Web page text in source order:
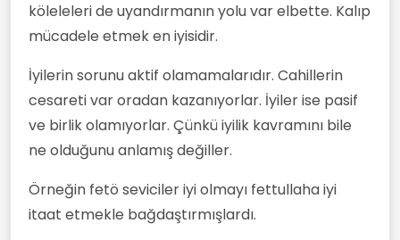
köleleleri de uyandırmanın yolu var elbette. Kalıp
mücadele etmek en iyisidir.
İyilerin sorunu aktif olamamalarıdır. Cahillerin
cesareti var oradan kazanıyorlar. İyiler ise pasif
ve birlik olamıyorlar. Çünkü iyilik kavramını bile
ne olduğunu anlamış değiller.
Örneğin fetö seviciler iyi olmayı fettullaha iyi
itaat etmekle bağdaştırmışlardı.